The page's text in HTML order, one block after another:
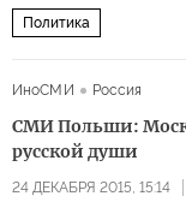
Политика
ИноСМИ Россия
СМИ Польши:
русской души
24 ДЕКАБРЯ 2015, 15:14